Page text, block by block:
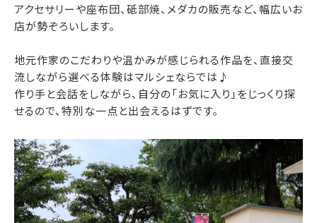
アクセサリーや座布団、砥部焼、メダカの販売など、幅広いお
店が勢ぞろいします。
地元作家のこだわりや温かみが感じられる作品を、直接交
流しながら選べる体験はマルシェならでは♪
作り手と会話をしながら、自分の「お気に入り」をじっくり探
せるので、特別な一点と出会えるはずです。